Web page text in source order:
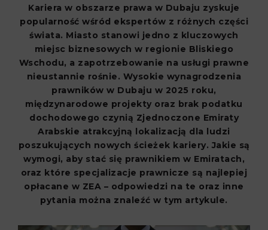
Kariera w obszarze prawa w Dubaju zyskuje
popularność wśród ekspertów z różnych części
świata. Miasto stanowi jedno z kluczowych
miejsc biznesowych w regionie Bliskiego
Wschodu, a zapotrzebowanie na usługi prawne
nieustannie rośnie. Wysokie wynagrodzenia
prawników w Dubaju w 2025 roku,
międzynarodowe projekty oraz brak podatku
dochodowego czynią Zjednoczone Emiraty
Arabskie atrakcyjną lokalizacją dla ludzi
poszukujących nowych ścieżek kariery. Jakie są
wymogi, aby stać się prawnikiem w Emiratach,
oraz które specjalizacje prawnicze są najlepiej
opłacane w ZEA – odpowiedzi na te oraz inne
pytania można znaleźć w tym artykule.